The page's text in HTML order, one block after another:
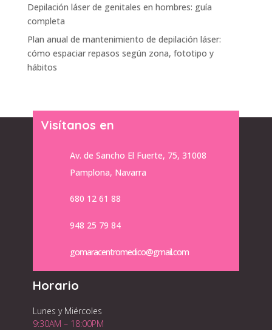
Depilación láser de genitales en hombres: guía
completa
Plan anual de mantenimiento de depilación láser:
cómo espaciar repasos según zona, fototipo y
hábitos
Visítanos en
Av. de Sancho El Fuerte, 75, 31008
Pamplona, Navarra
680 12 61 88
948 25 79 84
gomaracentromedico@gmail.com
Horario
Lunes y Miércoles
9:30AM – 18:00PM